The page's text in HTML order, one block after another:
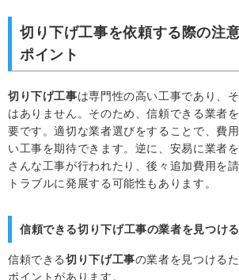
切り下げ工事を依頼する際の注
ポイント
切り下げ工事は専門性の高い工事であり、
はありません。そのため、信頼できる業者
要です。適切な業者選びをすることで、費
い工事を期待できます。逆に、安易に業者
さんな工事が行われたり、後々追加費用を
トラブルに発展する可能性もあります。
信頼できる切り下げ工事の業者を見つけ
信頼できる切り下げ工事の業者を見つける
ポイントがあります。